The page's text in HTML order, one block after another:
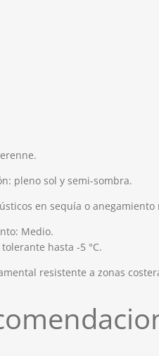
pleno sol y semi-sombra.
en sequía o
Medio.
hasta -5 °C.
resistente a zonas